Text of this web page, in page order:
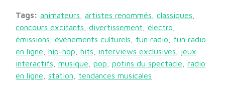
Tags: animateurs artistes renommés classiques
concours excitants
divertissement électro
émissions
événements culturels fun radio
fun radio
en ligne
hip-hop hits interviews exclusives
jeux
interactifs
musique pop potins du spectacle
radio
en ligne
station tendances musicales